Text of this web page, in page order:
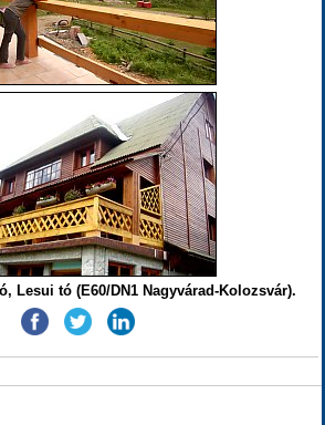
Lesui tó (E60/DN1 Nagyvárad-Kolozsvár).